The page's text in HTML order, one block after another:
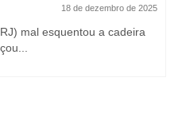
18 de dezembro de 2025
mal esquentou a cadeira